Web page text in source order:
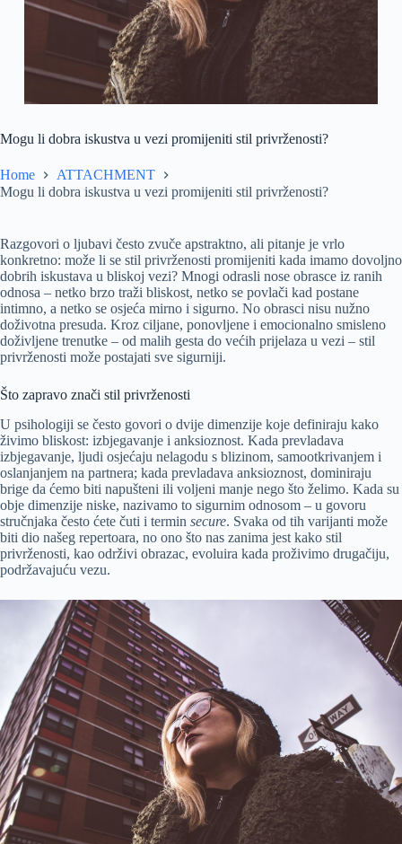
Mogu li dobra iskustva u vezi promijeniti stil privrženosti?
Home
ATTACHMENT
Mogu li dobra iskustva u vezi promijeniti stil privrženosti?
Razgovori o ljubavi često zvuče apstraktno, ali pitanje je vrlo
konkretno: može li se stil privrženosti promijeniti kada imamo dovoljno
dobrih iskustava u bliskoj vezi? Mnogi odrasli nose obrasce iz ranih
odnosa – netko brzo traži bliskost, netko se povlači kad postane
intimno, a netko se osjeća mirno i sigurno. No obrasci nisu nužno
doživotna presuda. Kroz ciljane, ponovljene i emocionalno smisleno
doživljene trenutke – od malih gesta do većih prijelaza u vezi – stil
privrženosti može postajati sve sigurniji.
Što zapravo znači stil privrženosti
U psihologiji se često govori o dvije dimenzije koje definiraju kako
živimo bliskost: izbjegavanje i anksioznost. Kada prevladava
izbjegavanje, ljudi osjećaju nelagodu s blizinom, samootkrivanjem i
oslanjanjem na partnera; kada prevladava anksioznost, dominiraju
brige da ćemo biti napušteni ili voljeni manje nego što želimo. Kada su
obje dimenzije niske, nazivamo to sigurnim odnosom – u govoru
stručnjaka često ćete čuti i termin secure. Svaka od tih varijanti može
biti dio našeg repertoara, no ono što nas zanima jest kako stil
privrženosti, kao održivi obrazac, evoluira kada proživimo drugačiju,
podržavajuću vezu.